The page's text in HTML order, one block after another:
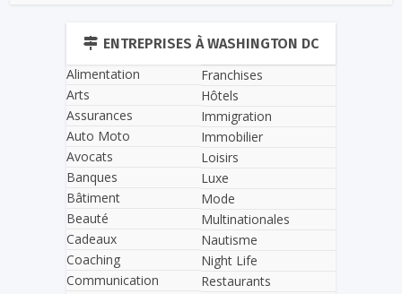
ENTREPRISES À WASHINGTON DC
Alimentation
Arts
Assurances
Auto Moto
Avocats
Banques
Bâtiment
Beauté
Cadeaux
Coaching
Communication
Franchises
Hôtels
Immigration
Immobilier
Loisirs
Luxe
Mode
Multinationales
Nautisme
Night Life
Restaurants